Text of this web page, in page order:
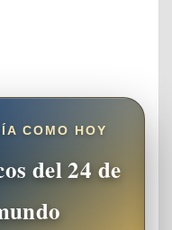
COMO HOY
del 24 de